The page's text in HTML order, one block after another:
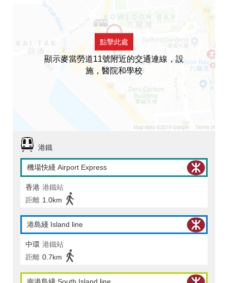
點擊此處
顯示麥當勞道11號附近的交通連線，設
施，醫院和學校
港鐵
機場快綫 Airport Express
香港 港鐵站
距離 1.0km
港島綫 Island line
中環 港鐵站
距離 0.7km